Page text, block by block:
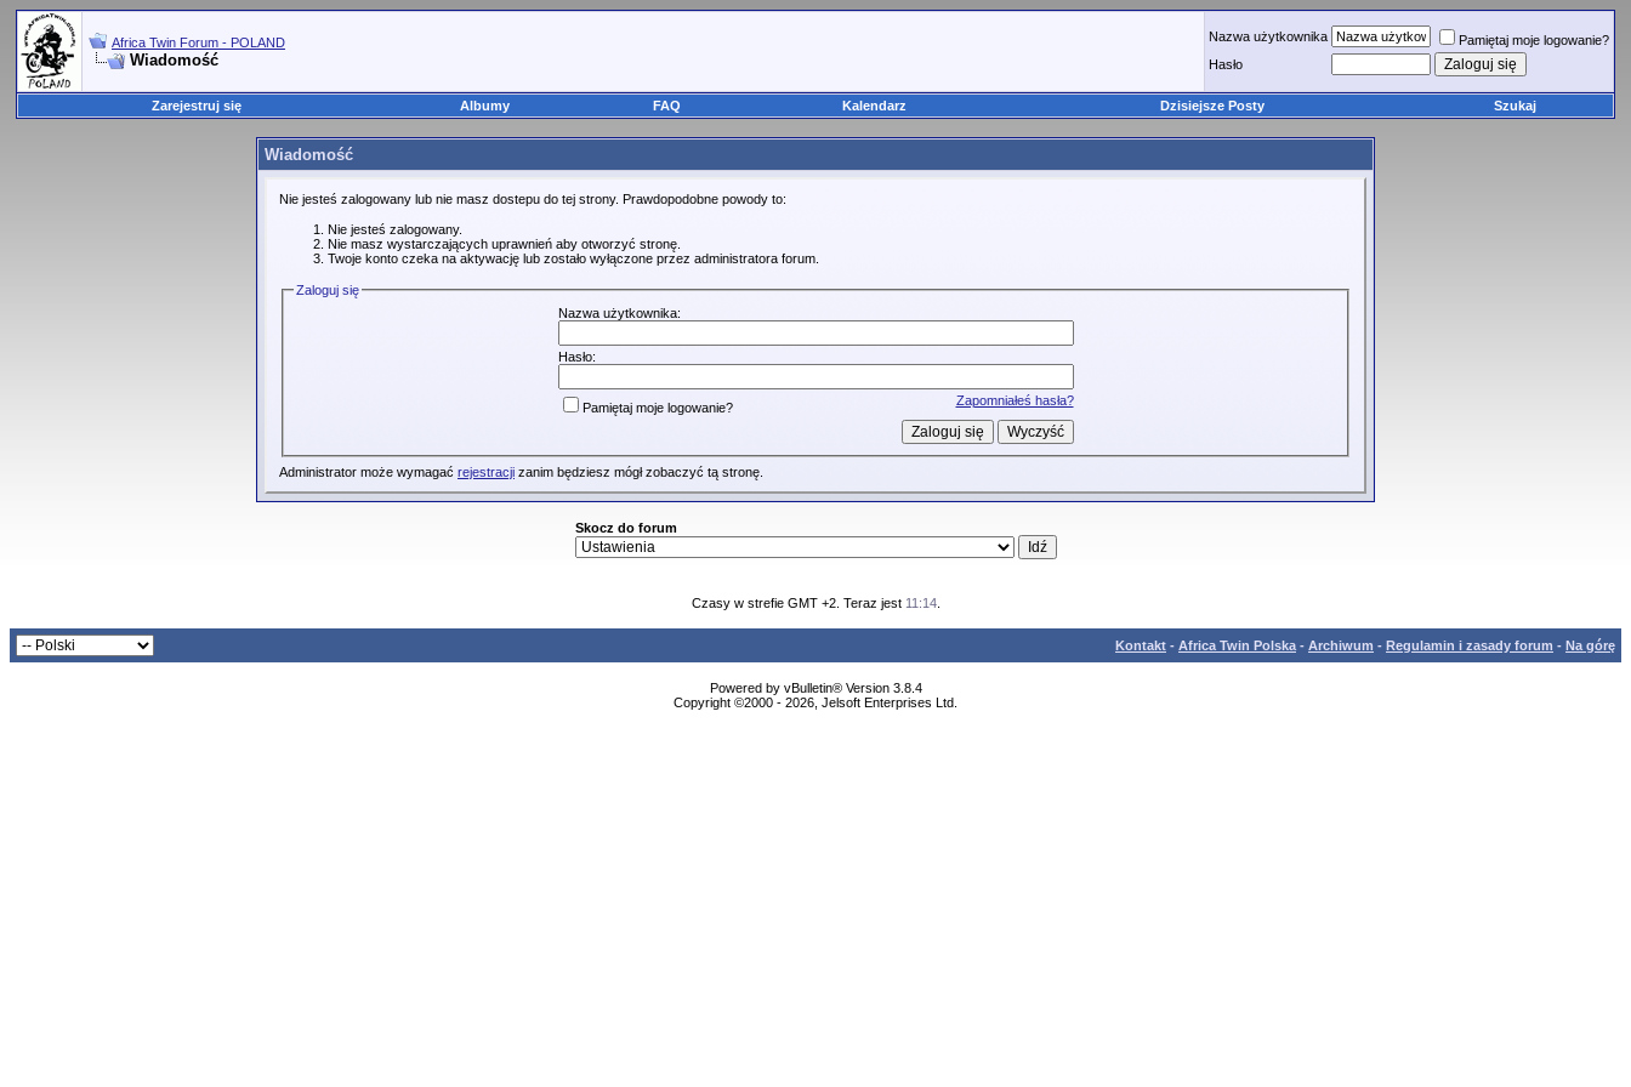
Africa Twin Forum - POLAND
Wiadomość
Nazwa użytkownika
Pamiętaj moje logowanie?
Hasło
Zarejestruj się Albumy FAQ Kalendarz Dzisiejsze Posty Szukaj
Wiadomość
Nie jesteś zalogowany lub nie masz dostepu do tej strony. Prawdopodobne powody to:
Nie jesteś zalogowany.
Nie masz wystarczających uprawnień aby otworzyć stronę.
Twoje konto czeka na aktywację lub zostało wyłączone przez administratora forum.
Zaloguj się
Nazwa użytkownika:
Hasło:
Zapomniałeś hasła?
Pamiętaj moje logowanie?
Administrator może wymagać rejestracji zanim będziesz mógł zobaczyć tą stronę.
Skocz do forum
Czasy w strefie GMT +2. Teraz jest 11:14.
Kontakt - Africa Twin Polska - Archiwum - Regulamin i zasady forum - Na górę
Powered by vBulletin® Version 3.8.4
Copyright ©2000 - 2026, Jelsoft Enterprises Ltd.